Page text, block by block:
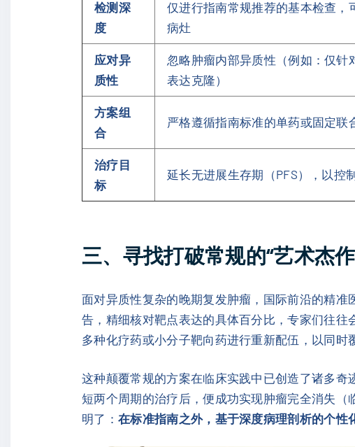
检测深
度
仅进行指南常规推荐的基本检查，
病灶
应对异
质性
忽略肿瘤内部异质性（例如：仅针
表达克隆）
方案组
合
严格遵循指南标准的单药或固定联
治疗目
标
延长无进展生存期（PFS），以控
三、寻找打破常规的“艺术杰
面对异质性复杂的晚期复发肿瘤，国际前沿的精准
告，精细核对靶点表达的具体百分比，专家们往往
多种化疗药或小分子靶向药进行重新配伍，以同时
这种颠覆常规的方案在临床实践中已创造了诸多奇
短两个周期的治疗后，便成功实现肿瘤完全消失
明了： 在标准指南之外，基于深度病理剖析的个性